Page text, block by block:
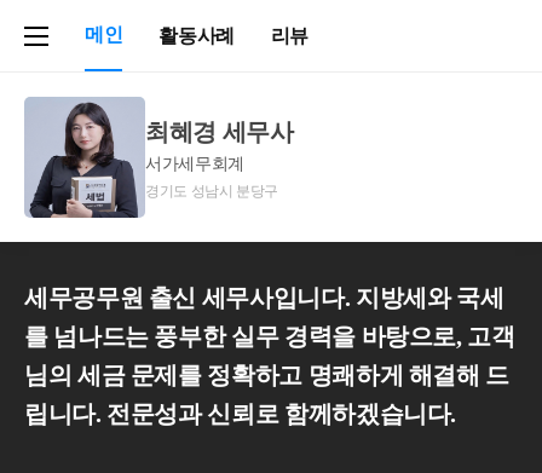
메인 활동사례 리뷰
최혜경 세무사
서가세무회계
경기도 성남시 분당구
세무공무원 출신 세무사입니다. 지방세와 국세
를 넘나드는 풍부한 실무 경력을 바탕으로, 고객
님의 세금 문제를 정확하고 명쾌하게 해결해 드
립니다. 전문성과 신뢰로 함께하겠습니다.